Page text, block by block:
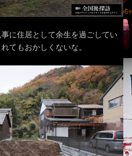
に住居として余生を過ごしてい
てもおかしくないな。